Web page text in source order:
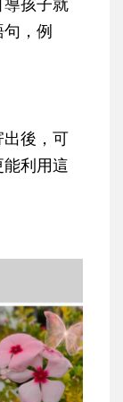
，例
後，可
利用這